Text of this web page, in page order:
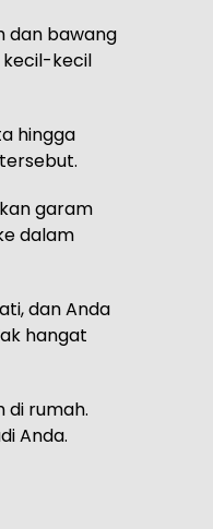
dan bawang
kecil-kecil
hingga
garam
dalam
dan Anda
hangat
di rumah.
Anda.